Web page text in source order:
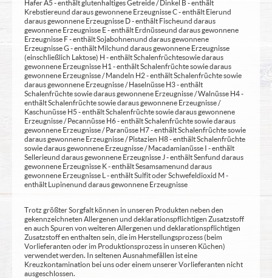
Hafer A5 - enthält glutenhaltiges Getreide / Dinkel B - enthält
Krebstiere und daraus gewonnene Erzeugnisse C - enthält Eier und
daraus gewonnene Erzeugnisse D - enthält Fische und daraus
gewonnene Erzeugnisse E - enthält Erdnüsse und daraus gewonnene
Erzeugnisse F - enthält Sojabohnen und daraus gewonnene
Erzeugnisse G - enthält Milch und daraus gewonnene Erzeugnisse
(einschließlich Laktose) H - enthält Schalenfrüchte sowie daraus
gewonnene Erzeugnisse H1 - enthält Schalenfrüchte sowie daraus
gewonnene Erzeugnisse / Mandeln H2 - enthält Schalenfrüchte sowie
daraus gewonnene Erzeugnisse / Haselnüsse H3 - enthält
Schalenfrüchte sowie daraus gewonnene Erzeugnisse / Walnüsse H4 -
enthält Schalenfrüchte sowie daraus gewonnene Erzeugnisse /
Kaschunüsse H5 - enthält Schalenfrüchte sowie daraus gewonnene
Erzeugnisse / Pecannüsse H6 - enthält Schalenfrüchte sowie daraus
gewonnene Erzeugnisse / Paranüsse H7 - enthält Schalenfrüchte sowie
daraus gewonnene Erzeugnisse / Pistazien H8 - enthält Schalenfrüchte
sowie daraus gewonnene Erzeugnisse / Macadamianüsse I - enthält
Sellerie und daraus gewonnene Erzeugnisse J - enthält Senf und daraus
gewonnene Erzeugnisse K - enthält Sesamsamen und daraus
gewonnene Erzeugnisse L - enthält Sulfit oder Schwefeldioxid M -
enthält Lupinen und daraus gewonnene Erzeugnisse
Trotz größter Sorgfalt können in unseren Produkten neben den
gekennzeichneten Allergenen und deklarationspflichtigen Zusatzstoff
en auch Spuren von weiteren Allergenen und deklarationspflichtigen
Zusatzstoff en enthalten sein, die im Herstellungsprozess (beim
Vorlieferanten oder im Produktionsprozess in unseren Küchen)
verwendet werden. In seltenen Ausnahmefällen ist eine
Kreuzkontamination bei uns oder einem unserer Vorlieferanten nicht
ausgeschlossen.